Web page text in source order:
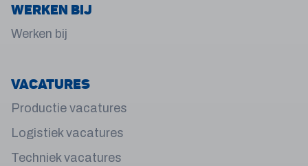
Werken bij
Werken bij
Vacatures
Productie vacatures
Logistiek vacatures
Techniek vacatures